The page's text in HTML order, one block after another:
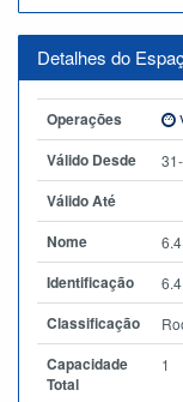
Detalhes do
Operações
Válido Desde
Válido Até
Nome
Identificação
Classificação
Capacidade
Total
1